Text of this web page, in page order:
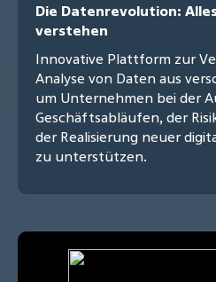
Die Datenrevolution:
verstehen
Innovative Plattform zur
Analyse von Daten aus
um Unternehmen bei der
Geschäftsabläufen, der
der Realisierung neuer
zu unterstützen.